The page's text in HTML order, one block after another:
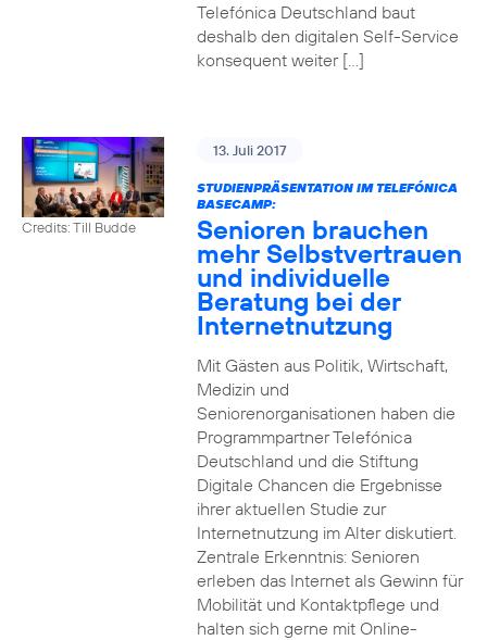
Telefónica Deutschland baut
deshalb den digitalen Self-Service
konsequent weiter […]
Credits: Till Budde
13. Juli 2017
STUDIENPRÄSENTATION IM TELEFÓNICA
BASECAMP:
Senioren brauchen
mehr Selbstvertrauen
und individuelle
Beratung bei der
Internetnutzung
Mit Gästen aus Politik, Wirtschaft,
Medizin und
Seniorenorganisationen haben die
Programmpartner Telefónica
Deutschland und die Stiftung
Digitale Chancen die Ergebnisse
ihrer aktuellen Studie zur
Internetnutzung im Alter diskutiert.
Zentrale Erkenntnis: Senioren
erleben das Internet als Gewinn für
Mobilität und Kontaktpflege und
halten sich gerne mit Online-